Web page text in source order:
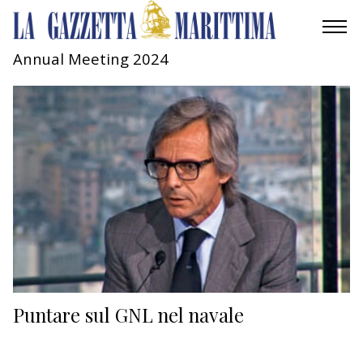
MOBILITÀ
INDUSTRIA
RICERCA
ECONOMIA
TURISMO
CULTURA
Annual Meeting 2024
Puntare sul GNL nel navale